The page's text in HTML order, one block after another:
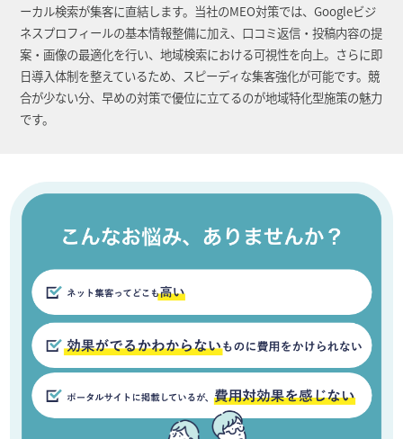
ーカル検索が集客に直結します。当社のMEO対策では、Googleビジ
ネスプロフィールの基本情報整備に加え、口コミ返信・投稿内容の提
案・画像の最適化を行い、地域検索における可視性を向上。さらに即
日導入体制を整えているため、スピーディな集客強化が可能です。競
合が少ない分、早めの対策で優位に立てるのが地域特化型施策の魅力
です。